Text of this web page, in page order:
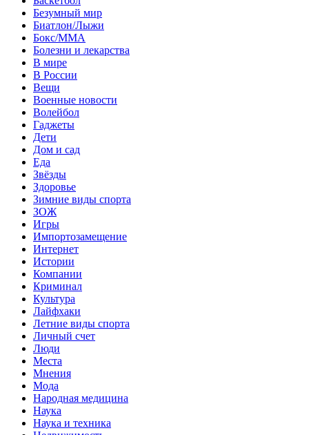
Безумный мир
Биатлон/Лыжи
Бокс/MMA
Болезни и лекарства
В мире
В России
Вещи
Военные новости
Волейбол
Гаджеты
Дети
Дом и сад
Еда
Звёзды
Здоровье
Зимние виды спорта
ЗОЖ
Игры
Импортозамещение
Интернет
Истории
Компании
Криминал
Культура
Лайфхаки
Летние виды спорта
Личный счет
Люди
Места
Мнения
Мода
Народная медицина
Наука
Наука и техника